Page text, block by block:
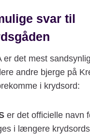
svar til
er det mest
andre bjerge på
i krydsord:
er det officielle navn
i længere